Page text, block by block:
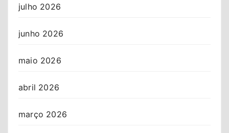
julho 2026
junho 2026
maio 2026
abril 2026
março 2026